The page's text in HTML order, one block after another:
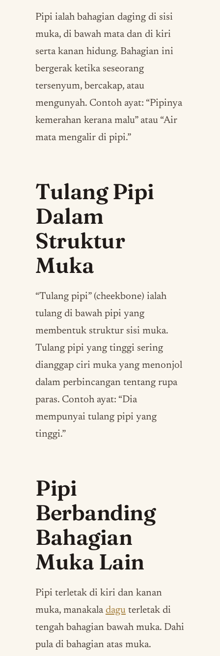
Pipi ialah bahagian daging di sisi
muka, di bawah mata dan di kiri
serta kanan hidung. Bahagian ini
bergerak ketika seseorang
tersenyum, bercakap, atau
mengunyah. Contoh ayat: “Pipinya
kemerahan kerana malu” atau “Air
mata mengalir di pipi.”
Tulang Pipi
Dalam
Struktur
Muka
“Tulang pipi” (cheekbone) ialah
tulang di bawah pipi yang
membentuk struktur sisi muka.
Tulang pipi yang tinggi sering
dianggap ciri muka yang menonjol
dalam perbincangan tentang rupa
paras. Contoh ayat: “Dia
mempunyai tulang pipi yang
tinggi.”
Pipi
Berbanding
Bahagian
Muka Lain
Pipi terletak di kiri dan kanan
muka, manakala dagu terletak di
tengah bahagian bawah muka. Dahi
pula di bahagian atas muka.